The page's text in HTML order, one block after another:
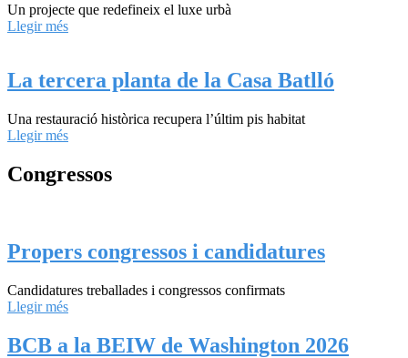
Un projecte que redefineix el luxe urbà
Llegir més
La tercera planta de la Casa Batlló
Una restauració històrica recupera l’últim pis habitat
Llegir més
Congressos
Propers congressos i candidatures
Candidatures treballades i congressos confirmats
Llegir més
BCB a la BEIW de Washington 2026